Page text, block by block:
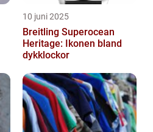
10 juni 2025
Breitling Superocean
Heritage: Ikonen bland
dykklockor